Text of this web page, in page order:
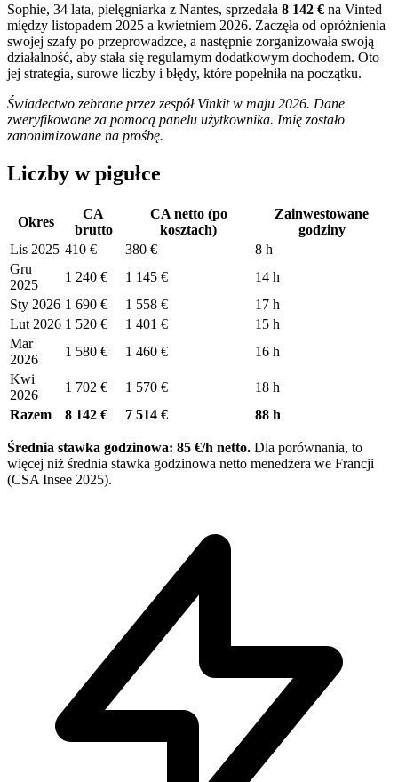
Sophie, 34 lata, pielęgniarka z Nantes, sprzedała 8 142 € na Vinted
między listopadem 2025 a kwietniem 2026. Zaczęła od opróżnienia
swojej szafy po przeprowadzce, a następnie zorganizowała swoją
działalność, aby stała się regularnym dodatkowym dochodem. Oto
jej strategia, surowe liczby i błędy, które popełniła na początku.
Świadectwo zebrane przez zespół Vinkit w maju 2026. Dane
zweryfikowane za pomocą panelu użytkownika. Imię zostało
zanonimizowane na prośbę.
Liczby w pigułce
Okres
CA
brutto
CA netto (po
kosztach)
Zainwestowane
godziny
Lis 2025 410 € 380 €
8 h
Gru
2025
1 240 € 1 145 €
14 h
Sty 2026 1 690 € 1 558 €
17 h
Lut 2026 1 520 € 1 401 €
15 h
Mar
2026
1 580 € 1 460 €
16 h
Kwi
2026
1 702 € 1 570 €
18 h
Razem
8 142 € 7 514 € 88 h
Średnia stawka godzinowa: 85 €/h netto. Dla porównania, to
więcej niż średnia stawka godzinowa netto menedżera we Francji
(CSA Insee 2025).